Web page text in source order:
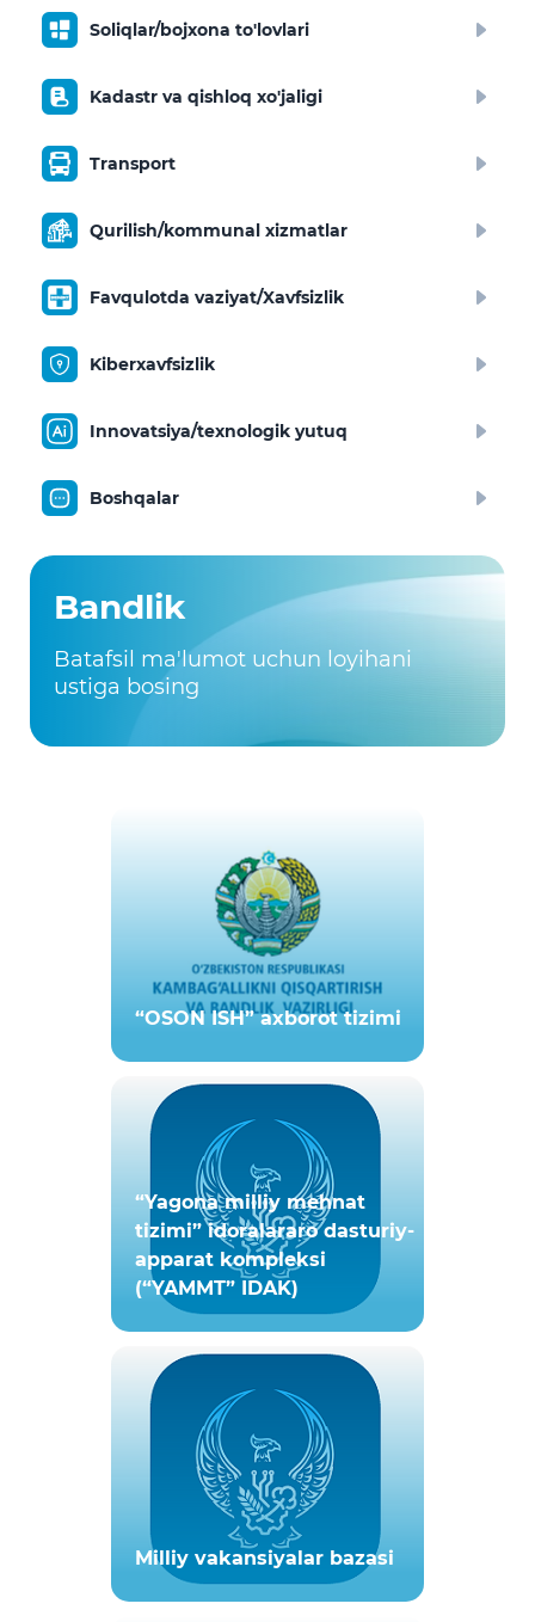
Soliqlar/bojxona to'lovlari
Kadastr va qishloq xo'jaligi
Transport
Qurilish/kommunal xizmatlar
Favqulotda vaziyat/Xavfsizlik
Kiberxavfsizlik
Innovatsiya/texnologik yutuq
Boshqalar
Bandlik
Batafsil ma'lumot uchun loyihani
ustiga bosing
“OSON ISH” axborot tizimi
“Yagona milliy mehnat
tizimi” idoralararo dasturiy-
apparat kompleksi
(“YAMMT” IDAK)
Milliy vakansiyаlar bazasi